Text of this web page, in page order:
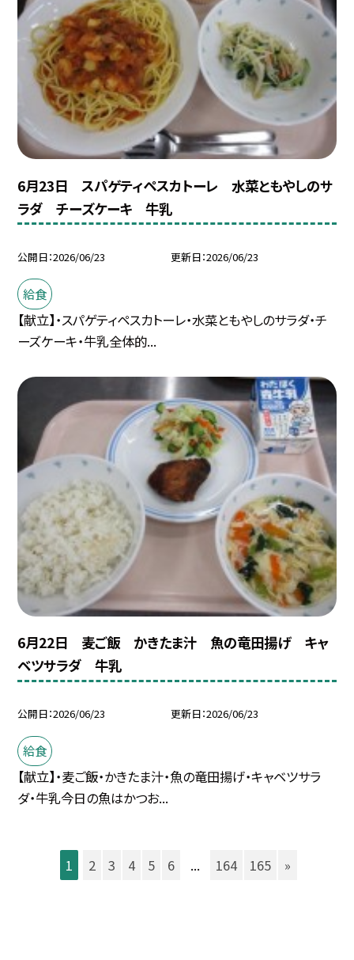
6月23日 スパゲティペスカトーレ 水菜ともやしのサ
ラダ チーズケーキ 牛乳
公開日 2026/06/23 更新日 2026/06/23
給食
【献立】・スパゲティペスカトーレ・水菜ともやしのサラダ・チ
ーズケーキ・牛乳全体的...
6月22日 麦ご飯 かきたま汁 魚の竜田揚げ キャ
ベツサラダ 牛乳
公開日 2026/06/23 更新日 2026/06/23
給食
【献立】・麦ご飯・かきたま汁・魚の竜田揚げ・キャベツサラ
ダ・牛乳今日の魚はかつお...
1 2 3 4 5 6 ... 164 165 »